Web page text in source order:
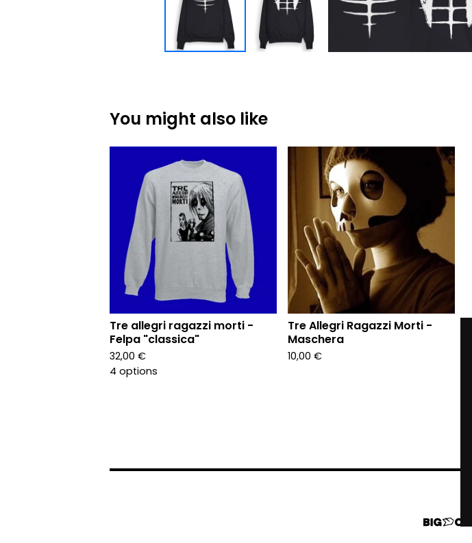
You might also like
Tre allegri ragazzi morti -
Felpa "classica"
32,00 €
4 options
Tre Allegri Ragazzi Morti -
Maschera
10,00 €